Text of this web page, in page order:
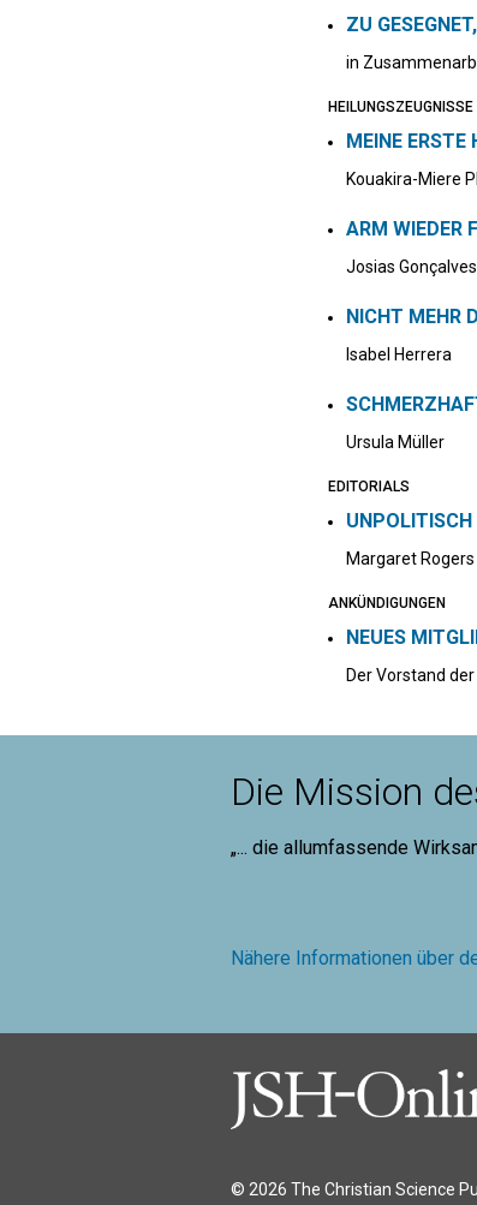
ZU
in
HEILUNGSZEUGNISSE
MEINE ERSTE
Kouakira-Miere
ARM WIEDER
Josias Gonçalves
NICHT MEHR
Isabel Herrera
Ursula Müller
EDITORIALS
UNPOLITISCH
Margaret Rogers
ANKÜNDIGUNGEN
NEUES
Der Vorstand
Die Mission
„... die allumfassende
Mary
Nähere Informationen über
© 2026 The Christian Science